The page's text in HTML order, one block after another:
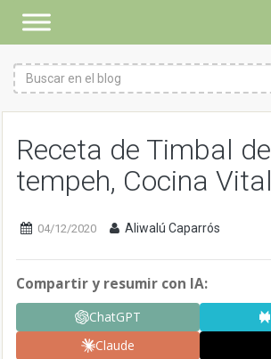
Receta de Timbal de
tempeh, Cocina Vital
04/12/2020 Aliwalú Caparrós
Compartir y resumir con IA:
ChatGPT
Claude